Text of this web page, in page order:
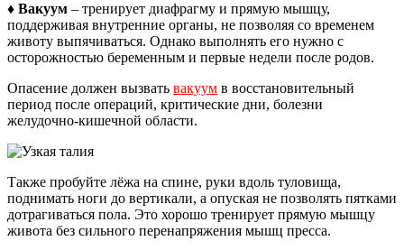
♦ Вакуум – тренирует диафрагму и прямую мышцу,
поддерживая внутренние органы, не позволяя со временем
животу выпячиваться. Однако выполнять его нужно с
осторожностью беременным и первые недели после родов.
Опасение должен вызвать вакуум в восстановительный
период после операций, критические дни, болезни
желудочно-кишечной области.
Также пробуйте лёжа на спине, руки вдоль туловища,
поднимать ноги до вертикали, а опуская не позволять пятками
дотрагиваться пола. Это хорошо тренирует прямую мышцу
живота без сильного перенапряжения мышц пресса.